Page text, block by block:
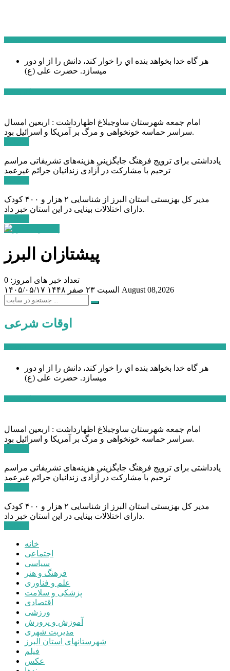
هر گاه خدا بخواهد بنده اي را خوار كند، دانش را از او دور
میسازد. حضرت علی (ع)
امام جمعه شهرستان ساوجبلاغ اظهارداشت : اربعین امسال
سراسر حماسه خونخواهی و مرگ بر آمریکا و اسرائیل بود.
یادداشتی برای ترویج فرهنگ جایگزینی هزینه‌های تشریفاتی مراسم
ترحیم با مشارکت در آزادی زندانیان جرائم غیرعمد
مدیر کل بهزیستی استان البرز از شناسایی ۲ هزار و ۴۰۰ کودک
دارای اختلالات بینایی در این استان خبر داد.
پیشتازان البرز
تعداد خبر های امروز: 0
۱۴۰۵/۰۵/۱۷
السبت ۲۳ صفر ۱۴۴۸ August 08,2026
اوقات شرعی
هر گاه خدا بخواهد بنده اي را خوار كند، دانش را از او دور
میسازد. حضرت علی (ع)
امام جمعه شهرستان ساوجبلاغ اظهارداشت : اربعین امسال
سراسر حماسه خونخواهی و مرگ بر آمریکا و اسرائیل بود.
یادداشتی برای ترویج فرهنگ جایگزینی هزینه‌های تشریفاتی مراسم
ترحیم با مشارکت در آزادی زندانیان جرائم غیرعمد
مدیر کل بهزیستی استان البرز از شناسایی ۲ هزار و ۴۰۰ کودک
دارای اختلالات بینایی در این استان خبر داد.
خانه
اجتماعی
سیاسی
فرهنگ و هنر
علم و فناوری
پزشکی و سلامت
اقتصادی
ورزشی
آموزش و پرورش
مدیریت شهری
شهرستانهای استان البرز
فیلم
عکس